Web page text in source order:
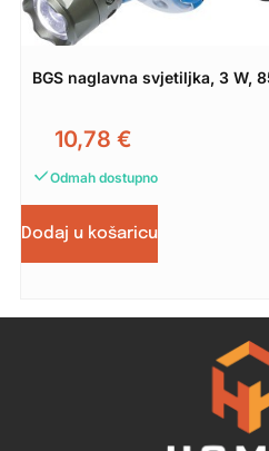
BGS naglavna svjetiljka, 3 W,
10,78 €
Odmah dostupno
Dodaj u košaricu